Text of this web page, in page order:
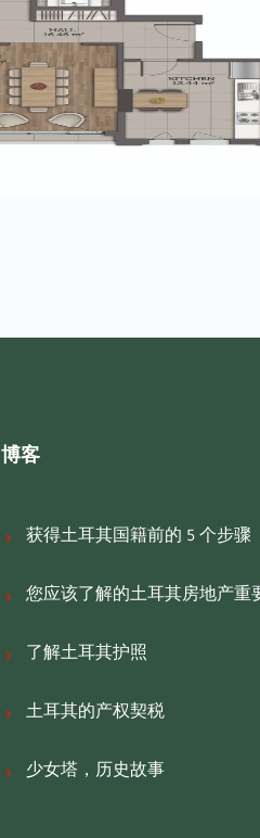
博客
获得土耳其国籍前的 5 个步骤
您应该了解的土耳其房地产重
了解土耳其护照
土耳其的产权契税
少女塔，历史故事